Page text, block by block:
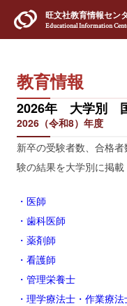
旺文社教育情報セン
Educational Information
教育情報
2026年 大学別
2026（令和8）年度
新卒の受験者数、合格
験の結果を大学別に掲載
・医師
・歯科医師
・薬剤師
・看護師
・管理栄養士
・理学療法士・作業療法